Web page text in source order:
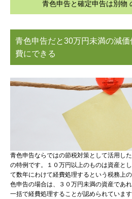
青色申告と確定申告は別物
青色申告だと30万円未満の減
費にできる
青色申告ならではの節税対策として活用し
の特例です。１０万円以上のものは資産と
て数年にわけて経費処理するという税務上
色申告の場合は、３０万円未満の資産であ
一括で経費処理することが認められていま